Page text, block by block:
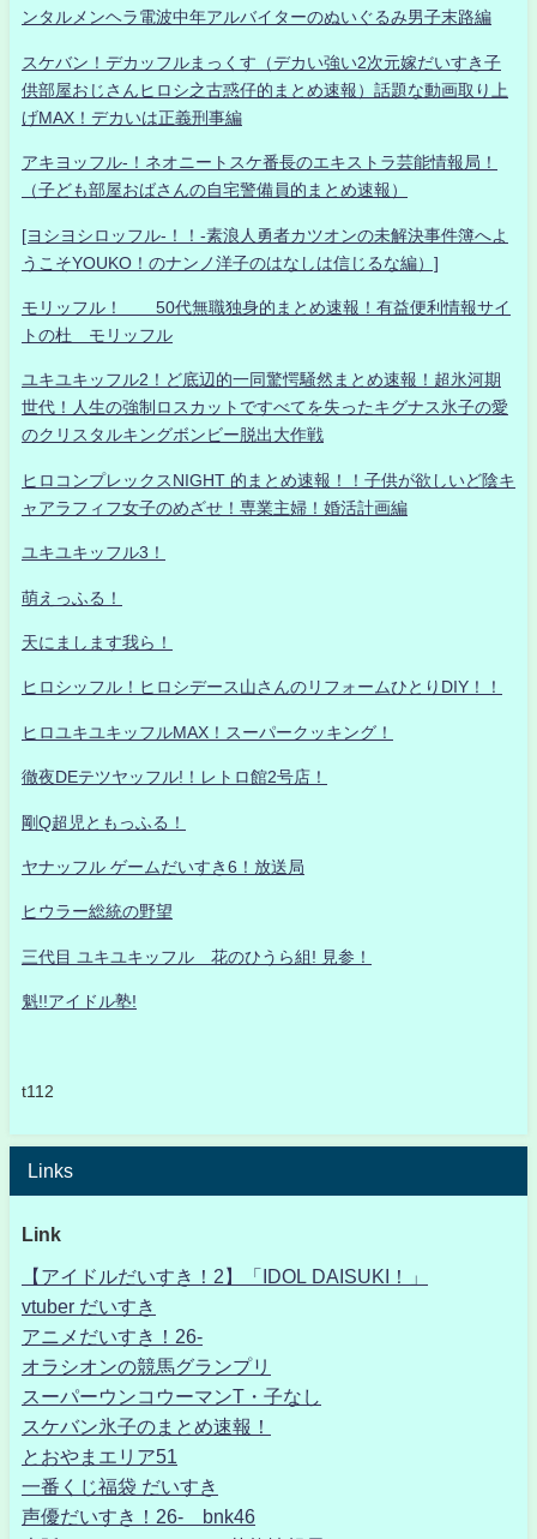
ンタルメンヘラ電波中年アルバイターのぬいぐるみ男子末路編
スケバン！デカッフルまっくす（デカい強い2次元嫁だいすき子
供部屋おじさんヒロシ之古惑仔的まとめ速報）話題な動画取り上
げMAX！デカいは正義刑事編
アキヨッフル-！ネオニートスケ番長のエキストラ芸能情報局！
（子ども部屋おばさんの自宅警備員的まとめ速報）
[ヨシヨシロッフル-！！-素浪人勇者カツオンの未解決事件簿へよ
うこそYOUKO！のナンノ洋子のはなしは信じるな編）]
モリッフル！ 50代無職独身的まとめ速報！有益便利情報サイ
トの杜 モリッフル
ユキユキッフル2！ど底辺的一同驚愕騒然まとめ速報！超氷河期
世代！人生の強制ロスカットですべてを失ったキグナス氷子の愛
のクリスタルキングボンビー脱出大作戦
ヒロコンプレックスNIGHT 的まとめ速報！！子供が欲しいど陰キ
ャアラフィフ女子のめざせ！専業主婦！婚活計画編
ユキユキッフル3！
萌えっふる！
天にまします我ら！
ヒロシッフル！ヒロシデース山さんのリフォームひとりDIY！！
ヒロユキユキッフルMAX！スーパークッキング！
徹夜DEテツヤッフル!！レトロ館2号店！
剛Q超児ともっふる！
ヤナッフル ゲームだいすき6！放送局
ヒウラー総統の野望
三代目 ユキユキッフル 花のひうら組! 見参！
魁!!アイドル塾!
t112
Links
Link
【アイドルだいすき！2】「IDOL DAISUKI！」
vtuber だいすき
アニメだいすき！26-
オラシオンの競馬グランプリ
スーパーウンコウーマンT・子なし
スケバン氷子のまとめ速報！
とおやまエリア51
一番くじ福袋 だいすき
声優だいすき！26- bnk46